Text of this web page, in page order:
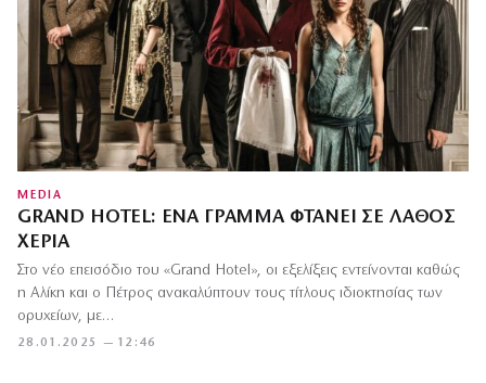
MEDIA
GRAND HOTEL: ΈΝΑ ΓΡΆΜΜΑ ΦΤΆΝΕΙ ΣΕ ΛΆΘΟΣ
ΧΈΡΙΑ
28.01.2025 — 12:46
Στο νέο επεισόδιο του «Grand Hotel», οι εξελίξεις εντείνονται καθώς
η Αλίκη και ο Πέτρος ανακαλύπτουν τους τίτλους ιδιοκτησίας των
ορυχείων, με…